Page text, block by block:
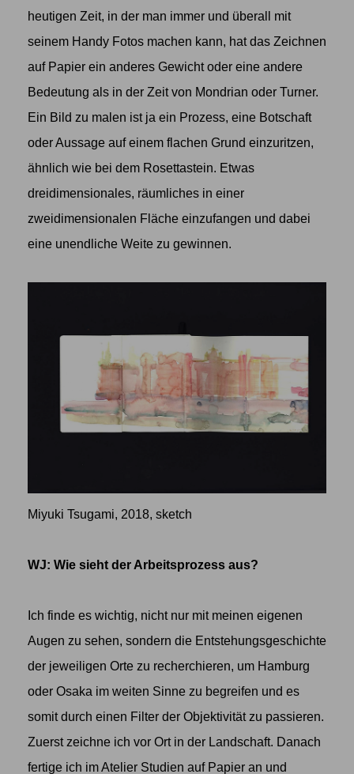
heutigen Zeit, in der man immer und überall mit
seinem Handy Fotos machen kann, hat das Zeichnen
auf Papier ein anderes Gewicht oder eine andere
Bedeutung als in der Zeit von Mondrian oder Turner.
Ein Bild zu malen ist ja ein Prozess, eine Botschaft
oder Aussage auf einem flachen Grund einzuritzen,
ähnlich wie bei dem Rosettastein. Etwas
dreidimensionales, räumliches in einer
zweidimensionalen Fläche einzufangen und dabei
eine unendliche Weite zu gewinnen.
Miyuki Tsugami, 2018, sketch
WJ: Wie sieht der Arbeitsprozess aus?
Ich finde es wichtig, nicht nur mit meinen eigenen
Augen zu sehen, sondern die Entstehungsgeschichte
der jeweiligen Orte zu recherchieren, um Hamburg
oder Osaka im weiten Sinne zu begreifen und es
somit durch einen Filter der Objektivität zu passieren.
Zuerst zeichne ich vor Ort in der Landschaft. Danach
fertige ich im Atelier Studien auf Papier an und